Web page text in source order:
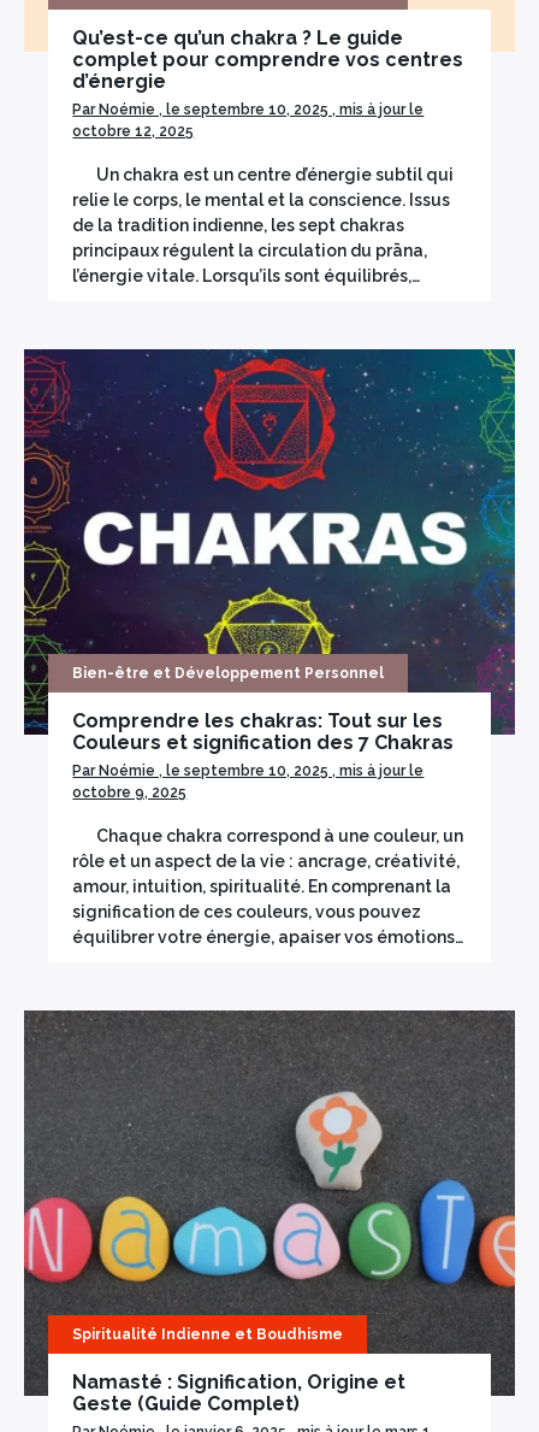
Qu’est-ce qu’un chakra ? Le guide
complet pour comprendre vos centres
d’énergie
Par Noémie , le septembre 10, 2025 , mis à jour le
octobre 12, 2025
Un chakra est un centre d’énergie subtil qui
relie le corps, le mental et la conscience. Issus
de la tradition indienne, les sept chakras
principaux régulent la circulation du prāna,
l’énergie vitale. Lorsqu’ils sont équilibrés,…
Bien-être et Développement Personnel
Comprendre les chakras: Tout sur les
Couleurs et signification des 7 Chakras
Par Noémie , le septembre 10, 2025 , mis à jour le
octobre 9, 2025
Chaque chakra correspond à une couleur, un
rôle et un aspect de la vie : ancrage, créativité,
amour, intuition, spiritualité. En comprenant la
signification de ces couleurs, vous pouvez
équilibrer votre énergie, apaiser vos émotions…
Spiritualité Indienne et Boudhisme
Namasté : Signification, Origine et
Geste (Guide Complet)